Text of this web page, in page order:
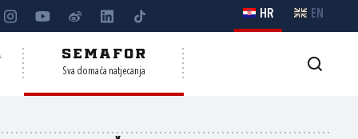
HR EN
SEMAFOR
Sva domaća natjecanja